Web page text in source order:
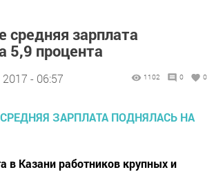
средняя зарплата
5,9 процента
- 06:57 1102 0 0
в Казани работников крупных и